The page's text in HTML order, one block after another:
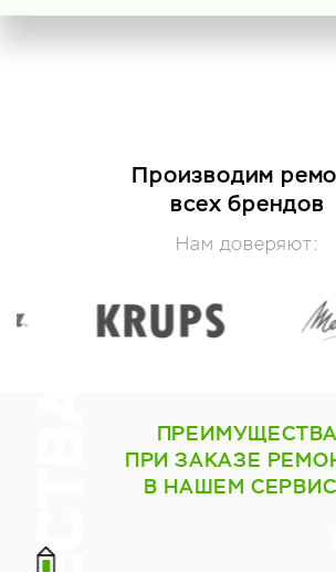
Производим
всех брендов
Нам доверяют:
ПРЕИМУЩЕСТВА
ПРИ ЗАКАЗЕ
В НАШЕМ